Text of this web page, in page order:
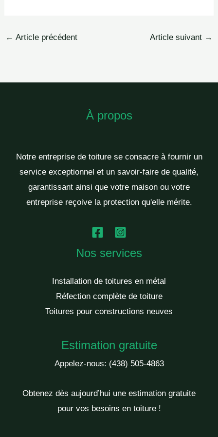
← Article précédent Article suivant →
À propos
Notre entreprise de toiture se consacre à fournir un
service exceptionnel et un savoir-faire de qualité,
garantissant ainsi que votre maison ou votre
entreprise reçoive la protection qu'elle mérite.
Nos services
Installation de toitures en métal
Réfection complète de toiture
Toitures pour constructions neuves
Estimation gratuite
Appelez-nous: (438) 505-4863
Obtenez dès aujourd’hui une estimation gratuite
pour vos besoins en toiture !